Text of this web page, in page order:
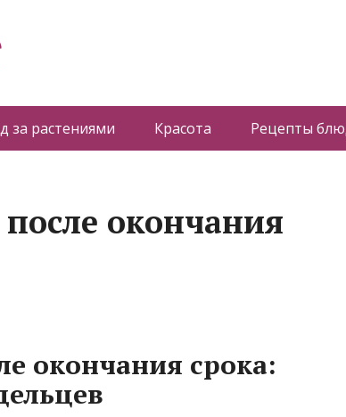
за растениями Красота Рецепты
окончания
окончания срока: